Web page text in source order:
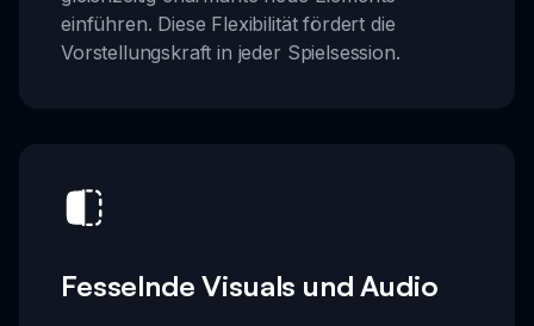
einführen. Diese Flexibilität fördert die
Vorstellungskraft in jeder Spielsession.
Fesselnde Visuals und Audio